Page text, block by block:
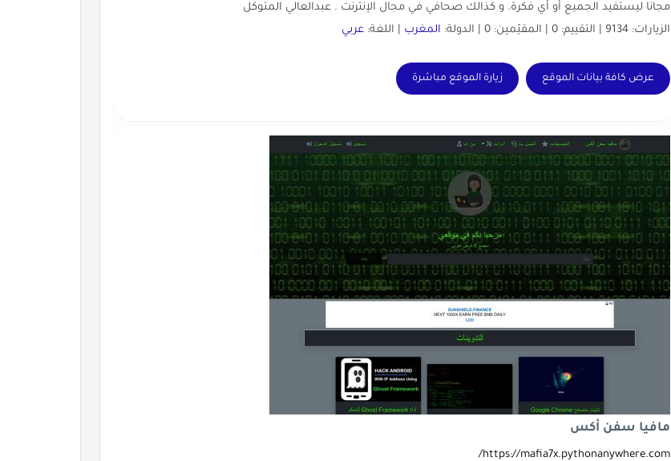
مجانا ليستفيد الجميع أو أي فكرة. و كذالك صحافي في مجال الإنترنت . عبدالعالي المتوكل
الزيارات: 9134 | التقييم: 0 | المقيّمين: 0 | الدولة:
المغرب | اللغة: عربي
عرض كافة بيانات الموقع زيارة الموقع مباشرة
مافيا سفن أكس
https://mafia7x.pythonanywhere.com/